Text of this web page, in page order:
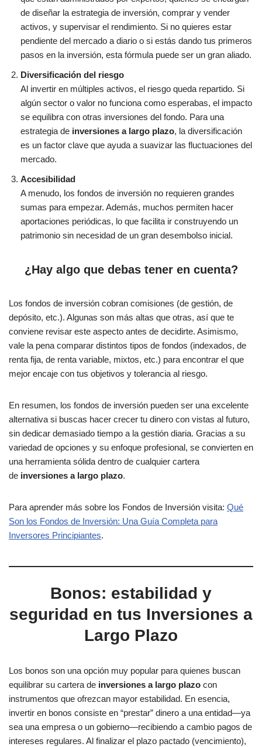
de diseñar la estrategia de inversión, comprar y vender
activos, y supervisar el rendimiento. Si no quieres estar
pendiente del mercado a diario o si estás dando tus primeros
pasos en la inversión, esta fórmula puede ser un gran aliado.
Diversificación del riesgo
Al invertir en múltiples activos, el riesgo queda repartido. Si
algún sector o valor no funciona como esperabas, el impacto
se equilibra con otras inversiones del fondo. Para una
estrategia de inversiones a largo plazo, la diversificación
es un factor clave que ayuda a suavizar las fluctuaciones del
mercado.
Accesibilidad
A menudo, los fondos de inversión no requieren grandes
sumas para empezar. Además, muchos permiten hacer
aportaciones periódicas, lo que facilita ir construyendo un
patrimonio sin necesidad de un gran desembolso inicial.
¿Hay algo que debas tener en cuenta?
Los fondos de inversión cobran comisiones (de gestión, de
depósito, etc.). Algunas son más altas que otras, así que te
conviene revisar este aspecto antes de decidirte. Asimismo,
vale la pena comparar distintos tipos de fondos (indexados, de
renta fija, de renta variable, mixtos, etc.) para encontrar el que
mejor encaje con tus objetivos y tolerancia al riesgo.
En resumen, los fondos de inversión pueden ser una excelente
alternativa si buscas hacer crecer tu dinero con vistas al futuro,
sin dedicar demasiado tiempo a la gestión diaria. Gracias a su
variedad de opciones y su enfoque profesional, se convierten en
una herramienta sólida dentro de cualquier cartera
de inversiones a largo plazo.
Para aprender más sobre los Fondos de Inversión visita: Qué
Son los Fondos de Inversión: Una Guía Completa para
Inversores Principiantes.
Bonos: estabilidad y
seguridad en tus Inversiones a
Largo Plazo
Los bonos son una opción muy popular para quienes buscan
equilibrar su cartera de inversiones a largo plazo con
instrumentos que ofrezcan mayor estabilidad. En esencia,
invertir en bonos consiste en “prestar” dinero a una entidad—ya
sea una empresa o un gobierno—recibiendo a cambio pagos de
intereses regulares. Al finalizar el plazo pactado (vencimiento),